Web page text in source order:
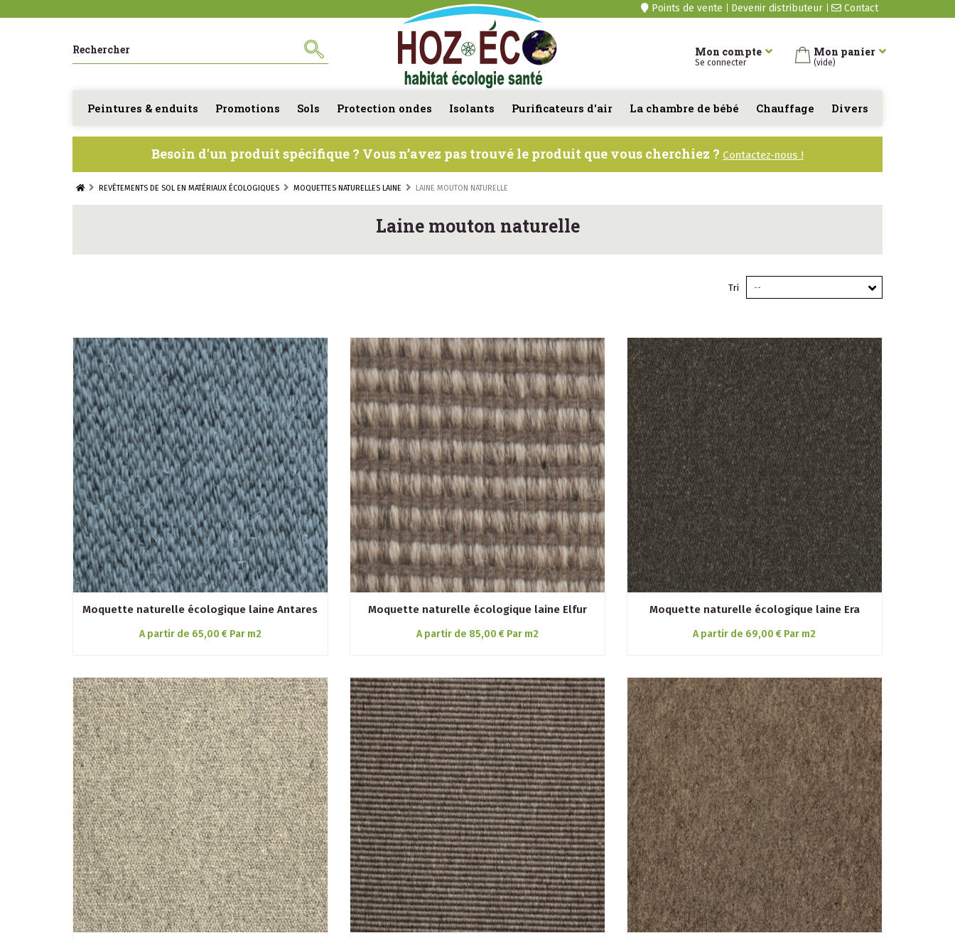
Contact
Points de vente Devenir distributeur
Mon panier
(vide)
Mon compte
Se connecter
Peintures & enduits Promotions Sols Protection ondes Isolants Purificateurs d'air La chambre de bébé Chauffage Divers
Besoin d'un produit spécifique ? Vous n’avez pas trouvé le produit que vous cherchiez ? Contactez-nous !
REVÊTEMENTS DE SOL EN MATÉRIAUX ÉCOLOGIQUES MOQUETTES NATURELLES LAINE LAINE MOUTON NATURELLE
Laine mouton naturelle
Tri --
Moquette naturelle écologique laine Antares
A partir de 65,00 € Par m2
Moquette naturelle écologique laine Elfur
A partir de 85,00 € Par m2
Moquette naturelle écologique laine Era
A partir de 69,00 € Par m2